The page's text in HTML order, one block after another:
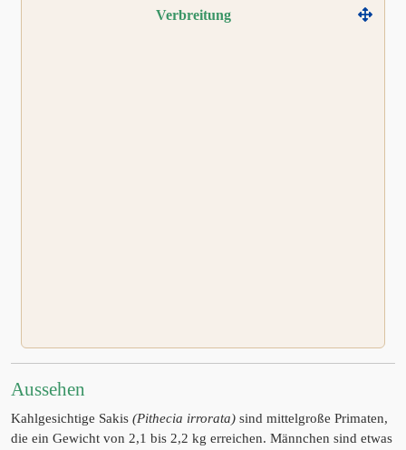
Verbreitung
Aussehen
Kahlgesichtige Sakis (Pithecia irrorata) sind mittelgroße Primaten,
die ein Gewicht von 2,1 bis 2,2 kg erreichen. Männchen sind etwas